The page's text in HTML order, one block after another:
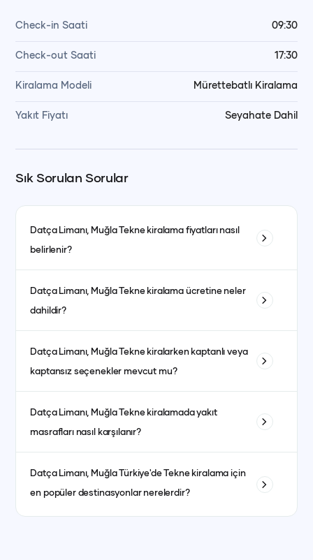
Check-in Saati 09:30
Check-out Saati 17:30
Kiralama Modeli Mürettebatlı Kiralama
Yakıt Fiyatı Seyahate Dahil
Sık Sorulan Sorular
Datça Limanı, MuğlaTekne kiralama fiyatları nasıl
belirlenir?
ve bulunduğu bölgeye göre değişiklik gösterir. Ayrıca sezon
dönemleri de fiyatları etkiler. Yüksek sezonda fiyatlar daha
yüksek olurken, düşük sezonda daha avantajlı fiyatlarla
kiralama yapmak mümkündür.
Datça Limanı, MuğlaTekne kiralama ücretine neler
dahildir?
garson, yakıt, son temizlik ve limandan alma-bırakma
hizmetleri dahildir. Kumanya (yiyecek, içecek ve
atıştırmalıklar) ise fiyata dahil olmayıp misafirlerin tercihine
göre ayrıca planlanır.
Datça Limanı, MuğlaTekne kiralarken kaptanlı veya
kaptansız seçenekler mevcut mu?
bulunmaktadır. Kaptansız kiralama için yeterli denizcilik
tecrübesine sahip olmanız gerekmektedir.
Datça Limanı, MuğlaTekne kiralamada yakıt
masrafları nasıl karşılanır?
teknelerde fiyat ayrı olabilmektedir. her teknenin ilan detay
kısmında görebilirsiniz.
Datça Limanı, MuğlaTürkiye'de Tekne kiralama için
en popüler destinasyonlar nerelerdir?